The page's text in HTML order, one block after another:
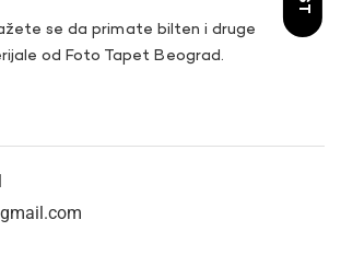
se da primate bilten i druge
od Foto Tapet Beograd.